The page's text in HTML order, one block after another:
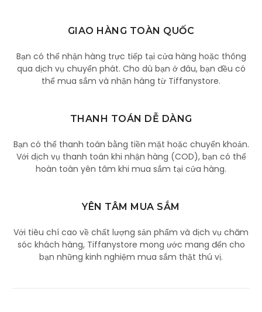
GIAO HÀNG TOÀN QUỐC
Bạn có thể nhận hàng trực tiếp tại cửa hàng hoặc thông
qua dịch vụ chuyển phát. Cho dù bạn ở đâu, bạn đều có
thể mua sắm và nhận hàng từ Tiffanystore.
THANH TOÁN DỄ DÀNG
Bạn có thể thanh toán bằng tiền mặt hoặc chuyển khoản.
Với dịch vụ thanh toán khi nhận hàng (COD), bạn có thể
hoàn toàn yên tâm khi mua sắm tại cửa hàng.
YÊN TÂM MUA SẮM
Với tiêu chí cao về chất lượng sản phẩm và dịch vụ chăm
sóc khách hàng, Tiffanystore mong ước mang đến cho
bạn những kinh nghiệm mua sắm thật thú vị.